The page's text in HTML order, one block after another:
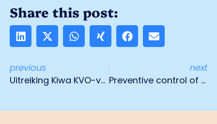
Share this post:
previous
Uitreiking Kiwa KVO-veiligheidscertificaat
next
Preventive control of oak processionary caterpillar